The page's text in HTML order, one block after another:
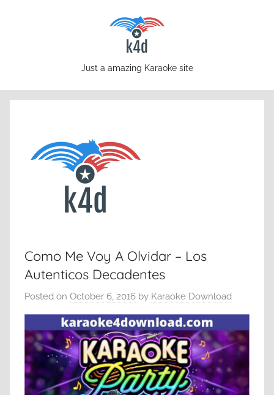
karaoke4download.com
Just a amazing Karaoke site
Como Me Voy A Olvidar – Los
Autenticos Decadentes
Posted on October 6, 2016 by Karaoke Download